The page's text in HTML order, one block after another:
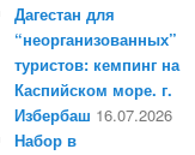
Дагестан для
“неорганизованных”
туристов: кемпинг на
Каспийском море. г.
Избербаш 16.07.2026
Набор в